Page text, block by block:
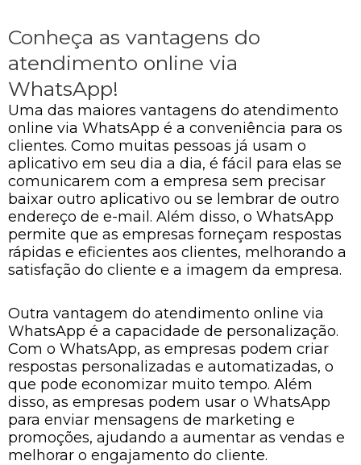
Conheça as vantagens do
atendimento online via
WhatsApp!
Uma das maiores vantagens do atendimento
online via WhatsApp é a conveniência para os
clientes. Como muitas pessoas já usam o
aplicativo em seu dia a dia, é fácil para elas se
comunicarem com a empresa sem precisar
baixar outro aplicativo ou se lembrar de outro
endereço de e-mail. Além disso, o WhatsApp
permite que as empresas forneçam respostas
rápidas e eficientes aos clientes, melhorando a
satisfação do cliente e a imagem da empresa.
Outra vantagem do atendimento online via
WhatsApp é a capacidade de personalização.
Com o WhatsApp, as empresas podem criar
respostas personalizadas e automatizadas, o
que pode economizar muito tempo. Além
disso, as empresas podem usar o WhatsApp
para enviar mensagens de marketing e
promoções, ajudando a aumentar as vendas e
melhorar o engajamento do cliente.